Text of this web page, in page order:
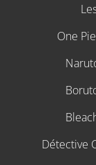
One
Détective